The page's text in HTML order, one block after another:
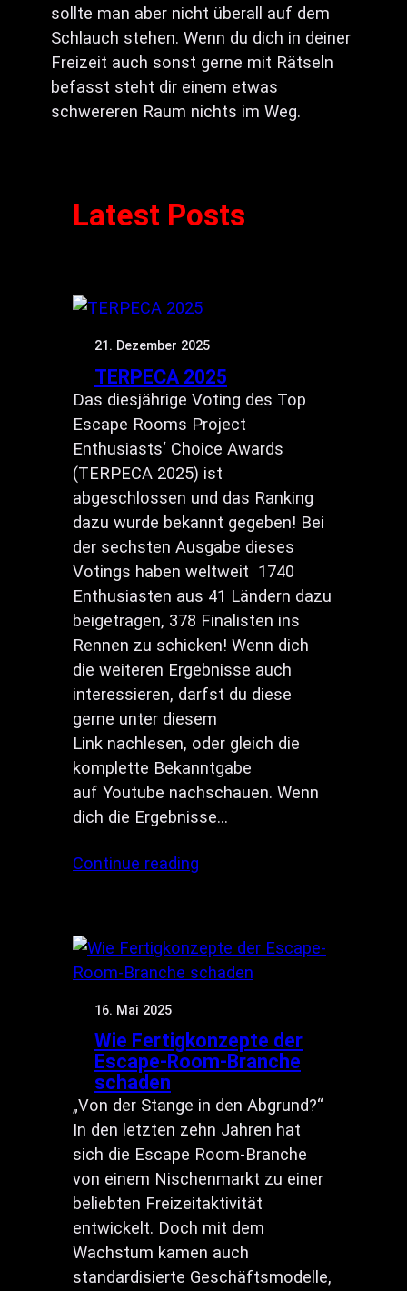
sollte man aber nicht überall auf dem
Schlauch stehen. Wenn du dich in deiner
Freizeit auch sonst gerne mit Rätseln
befasst steht dir einem etwas
schwereren Raum nichts im Weg.
Latest Posts
21. Dezember 2025
TERPECA 2025
Das diesjährige Voting des Top
Escape Rooms Project
Enthusiasts‘ Choice Awards
(TERPECA 2025) ist
abgeschlossen und das Ranking
dazu wurde bekannt gegeben! Bei
der sechsten Ausgabe dieses
Votings haben weltweit 1740
Enthusiasten aus 41 Ländern dazu
beigetragen, 378 Finalisten ins
Rennen zu schicken! Wenn dich
die weiteren Ergebnisse auch
interessieren, darfst du diese
gerne unter diesem
Link nachlesen, oder gleich die
komplette Bekanntgabe
auf Youtube nachschauen. Wenn
dich die Ergebnisse…
Continue reading
16. Mai 2025
Wie Fertigkonzepte der
Escape-Room-Branche
schaden
„Von der Stange in den Abgrund?“
In den letzten zehn Jahren hat
sich die Escape Room-Branche
von einem Nischenmarkt zu einer
beliebten Freizeitaktivität
entwickelt. Doch mit dem
Wachstum kamen auch
standardisierte Geschäftsmodelle,